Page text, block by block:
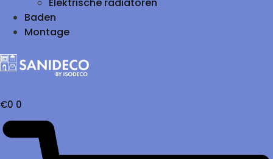
Baden
Montage
€0 0